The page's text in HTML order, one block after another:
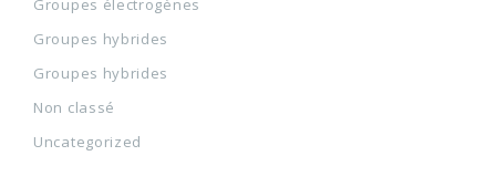
Groupes électrogènes
Groupes hybrides
Groupes hybrides
Non classé
Uncategorized